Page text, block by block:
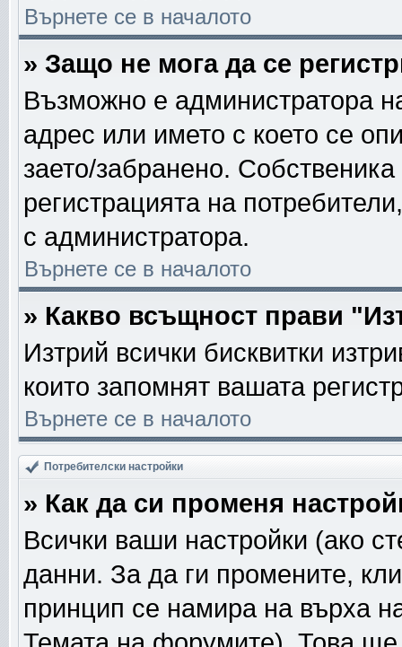
Върнете се в началото
» Защо не мога да се
Възможно е администратора
адрес или името с което се
заето/забранено.
регистрацията на
с администратора.
Върнете се в началото
» Какво всъщност прави
Изтрий всички бисквитки
които запомнят вашата
Върнете се в началото
Потребителски настройки
» Как да си променя
Всички ваши настройки (ако
данни. За да ги промените,
принцип се намира на върха